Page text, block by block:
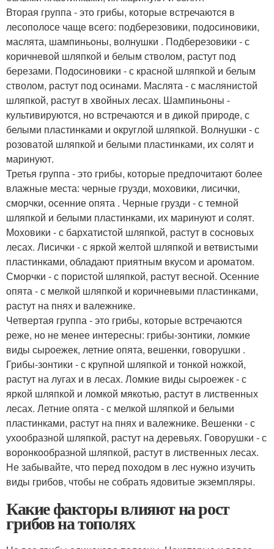
Вторая группа - это грибы, которые встречаются в
лесополосе чаще всего: подберезовики, подосиновики,
маслята, шампиньоны, волнушки . Подберезовики - с
коричневой шляпкой и белым стволом, растут под
березами. Подосиновики - с красной шляпкой и белым
стволом, растут под осинами. Маслята - с маслянистой
шляпкой, растут в хвойных лесах. Шампиньоны -
культивируются, но встречаются и в дикой природе, с
белыми пластинками и округлой шляпкой. Волнушки - с
розоватой шляпкой и белыми пластинками, их солят и
маринуют.
Третья группа - это грибы, которые предпочитают более
влажные места: черные грузди, моховики, лисички,
сморчки, осенние опята . Черные грузди - с темной
шляпкой и белыми пластинками, их маринуют и солят.
Моховики - с бархатистой шляпкой, растут в сосновых
лесах. Лисички - с яркой желтой шляпкой и ветвистыми
пластинками, обладают приятным вкусом и ароматом.
Сморчки - с пористой шляпкой, растут весной. Осенние
опята - с мелкой шляпкой и коричневыми пластинками,
растут на пнях и валежнике.
Четвертая группа - это грибы, которые встречаются
реже, но не менее интересны: грибы-зонтики, ломкие
виды сыроежек, летние опята, вешенки, говорушки .
Грибы-зонтики - с крупной шляпкой и тонкой ножкой,
растут на лугах и в лесах. Ломкие виды сыроежек - с
яркой шляпкой и ломкой мякотью, растут в лиственных
лесах. Летние опята - с мелкой шляпкой и белыми
пластинками, растут на пнях и валежнике. Вешенки - с
ухообразной шляпкой, растут на деревьях. Говорушки - с
воронкообразной шляпкой, растут в лиственных лесах.
Не забывайте, что перед походом в лес нужно изучить
виды грибов, чтобы не собрать ядовитые экземпляры.
Какие факторы влияют на рост
грибов на тополях